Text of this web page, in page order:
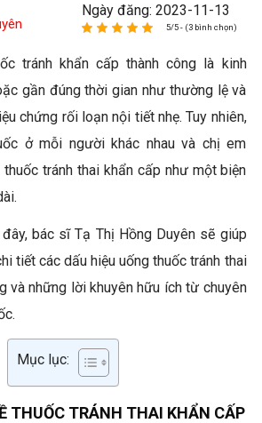
Ngày đăng: 2023-11-13
5/5 - (3 bình chọn)
tránh khẩn cấp thành công là kinh
gần đúng thời gian như thường lệ và
chứng rối loạn nội tiết nhẹ. Tuy nhiên,
ở mỗi người khác nhau và chị em
tránh thai khẩn cấp như một biện
bác sĩ Tạ Thị Hồng Duyên sẽ giúp
tiết các dấu hiệu uống thuốc tránh thai
và những lời khuyên hữu ích từ chuyên
Mục lục:
THUỐC TRÁNH THAI KHẨN CẤP